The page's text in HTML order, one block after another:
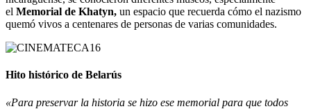
el Memorial de Khatyn, un espacio que recuerda cómo el nazismo
quemó vivos a centenares de personas de varias comunidades.
Hito histórico de Belarús
«Para preservar la historia se hizo ese memorial para que todos